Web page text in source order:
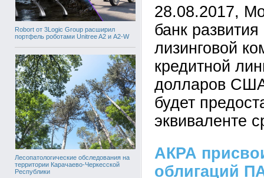
Robort от 3Logic Group расширил
портфель роботами Unitree A2 и A2-W
Лесопатологические обследования на
территории Карачаево-Черкесской
Республики
28.08.2017,
банк
лизинговой
кредитной
долларов
будет
эквиваленте
АКРА
облигаций